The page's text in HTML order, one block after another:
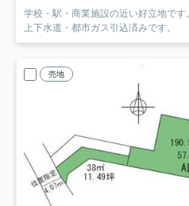
学校・駅・商業施設の近い好立地です。
上下水道・都市ガス引込済みです。
売地